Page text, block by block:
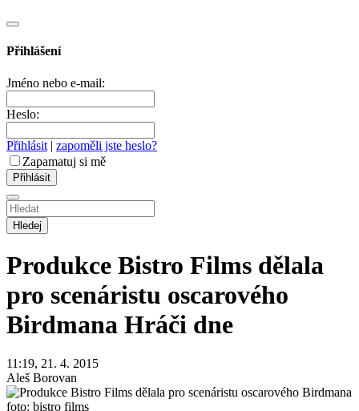
Přihlášení
Jméno nebo e-mail:
Heslo:
Přihlásit | zapoměli jste heslo?
Zapamatuj si mě
Hledej
Produkce Bistro Films dělala
pro scenáristu oscarového
Birdmana Hráči dne
11:19, 21. 4. 2015
Aleš Borovan
foto: bistro films